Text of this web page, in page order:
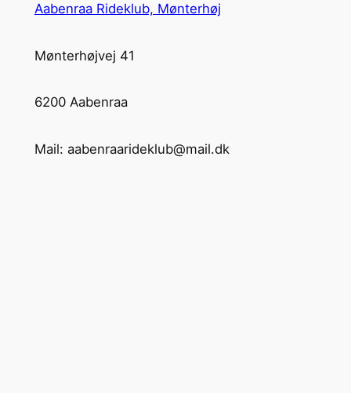
Aabenraa Rideklub, Mønterhøj
Mønterhøjvej 41
6200 Aabenraa
Mail: aabenraarideklub@mail.dk